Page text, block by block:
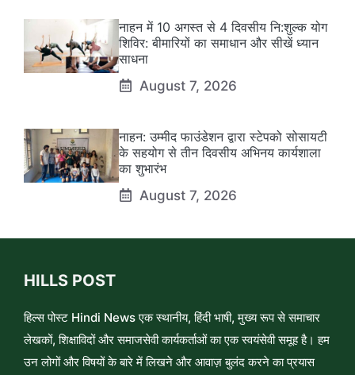
नाहन में 10 अगस्त से 4 दिवसीय नि:शुल्क योग
शिविर: बीमारियों का समाधान और सीखें ध्यान
साधना
August 7, 2026
नाहन: उम्मीद फाउंडेशन द्वारा स्टेपको सोसायटी
के सहयोग से तीन दिवसीय अभिनय कार्यशाला
का शुभारंभ
August 7, 2026
HILLS POST
हिल्स पोस्ट Hindi News एक स्थानीय, हिंदी भाषी, मुख्य रूप से समाचार
लेखकों, शिक्षाविदों और समाजसेवी कार्यकर्ताओं का एक स्वयंसेवी समूह है। हम
उन लोगों और विषयों के बारे में लिखने और आवाज़ बुलंद करने का प्रयास